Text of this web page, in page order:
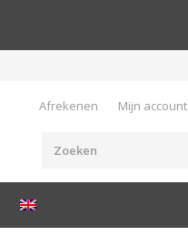
Afrekenen Mijn account